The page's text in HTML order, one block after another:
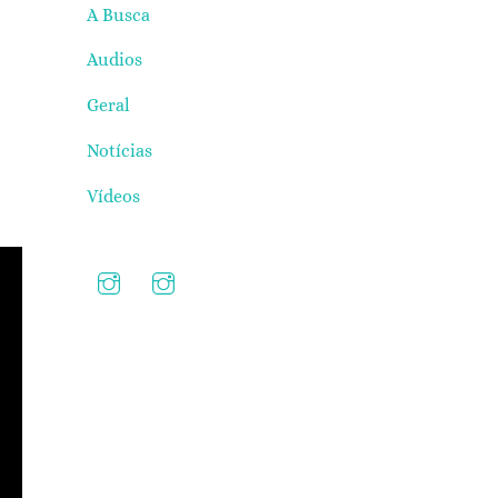
A Busca
Audios
Geral
Notícias
Vídeos